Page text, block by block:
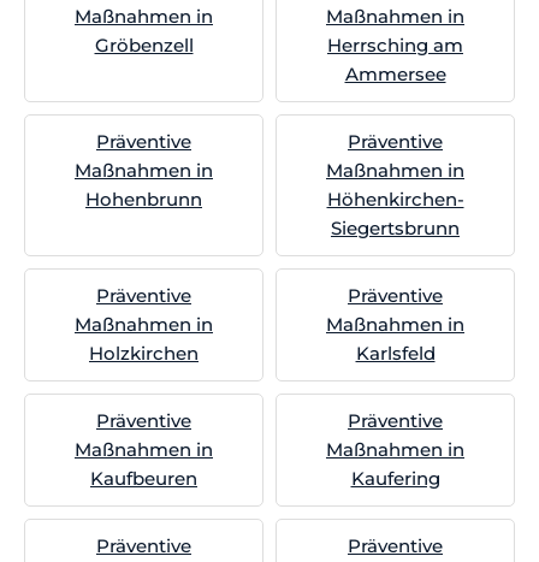
Maßnahmen in
Gröbenzell
Maßnahmen in
Herrsching am
Ammersee
Präventive
Maßnahmen in
Hohenbrunn
Präventive
Maßnahmen in
Höhenkirchen-
Siegertsbrunn
Präventive
Maßnahmen in
Holzkirchen
Präventive
Maßnahmen in
Karlsfeld
Präventive
Maßnahmen in
Kaufbeuren
Präventive
Maßnahmen in
Kaufering
Präventive
Präventive